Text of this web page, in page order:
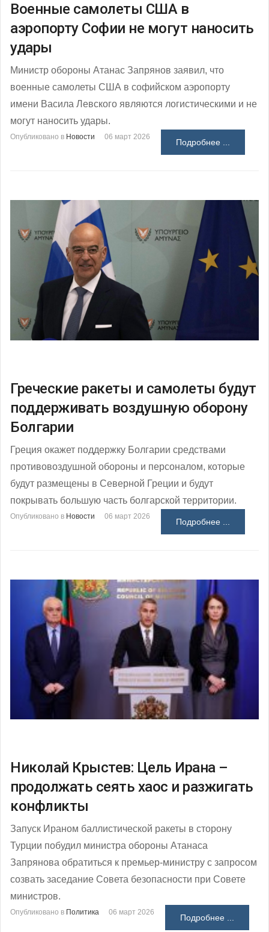
Военные самолеты США в
аэропорту Софии не могут наносить
удары
Министр обороны Атанас Запрянов заявил, что
военные самолеты США в софийском аэропорту
имени Васила Левского являются логистическими и не
могут наносить удары.
Опубликовано в Новости 06 март 2026
Подробнее ...
Греческие ракеты и самолеты будут
поддерживать воздушную оборону
Болгарии
Греция окажет поддержку Болгарии средствами
противовоздушной обороны и персоналом, которые
будут размещены в Северной Греции и будут
покрывать большую часть болгарской территории.
Опубликовано в Новости 06 март 2026
Подробнее ...
Николай Крыстев: Цель Ирана –
продолжать сеять хаос и разжигать
конфликты
Запуск Ираном баллистической ракеты в сторону
Турции побудил министра обороны Атанаса
Запрянова обратиться к премьер-министру с запросом
созвать заседание Совета безопасности при Совете
министров.
Опубликовано в Политика 06 март 2026
Подробнее ...